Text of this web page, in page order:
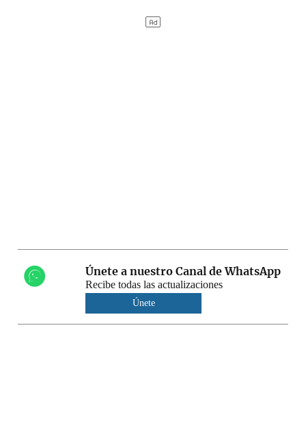
Únete a nuestro Canal de WhatsApp
Recibe todas las actualizaciones
Únete